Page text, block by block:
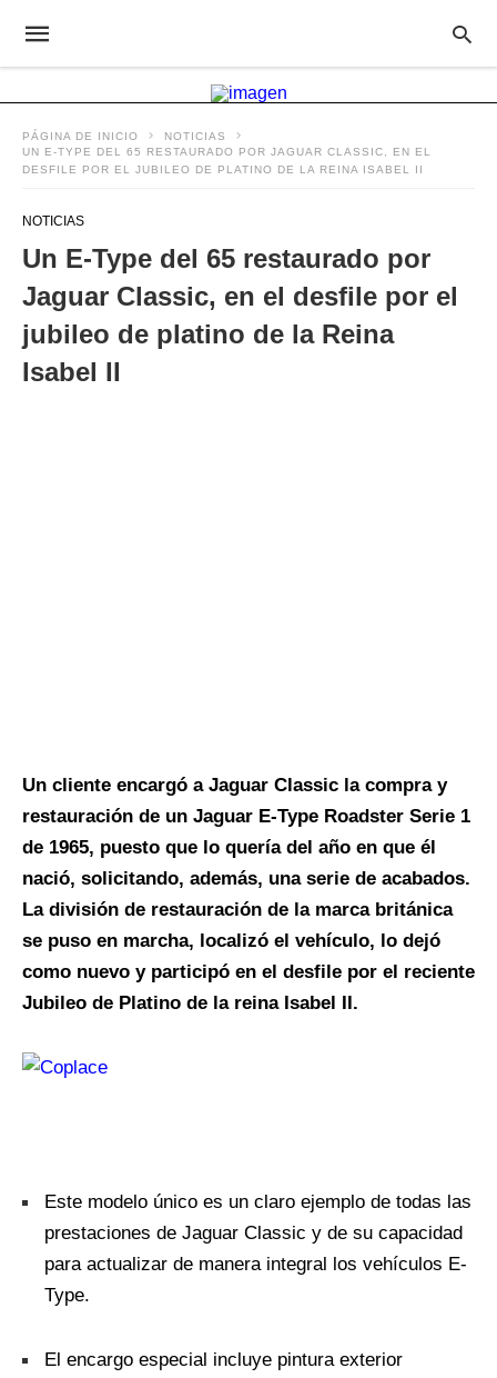
PÁGINA DE INICIO
NOTICIAS
UN E-TYPE DEL 65 RESTAURADO POR JAGUAR CLASSIC, EN EL
DESFILE POR EL JUBILEO DE PLATINO DE LA REINA ISABEL II
NOTICIAS
Un E-Type del 65 restaurado por
Jaguar Classic, en el desfile por el
jubileo de platino de la Reina
Isabel II
Un cliente encargó a Jaguar Classic la compra y
restauración de un Jaguar E-Type Roadster Serie 1
de 1965, puesto que lo quería del año en que él
nació, solicitando, además, una serie de acabados.
La división de restauración de la marca británica
se puso en marcha, localizó el vehículo, lo dejó
como nuevo y participó en el desfile por el reciente
Jubileo de Platino de la reina Isabel II.
Este modelo único es un claro ejemplo de todas las
prestaciones de Jaguar Classic y de su capacidad
para actualizar de manera integral los vehículos E-
Type.
El encargo especial incluye pintura exterior